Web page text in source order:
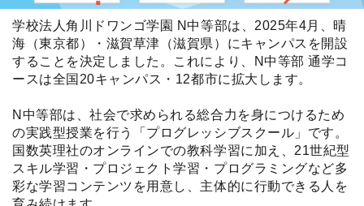
学校法人角川ドワンゴ学園 N中等部は、2025年4月、晴
海（東京都）・滋賀草津（滋賀県）にキャンパスを開設
することを決定しました。これにより、N中等部 通学コ
ースは全国20キャンパス・12都市に拡大します。
N中等部は、社会で求められる総合力を身につけるため
の実践型授業を行う「プログレッシブスクール」です。
国数英理社のオンラインでの教科学習に加え、21世紀型
スキル学習・プロジェクト学習・プログラミングなど多
彩な学習コンテンツを用意し、主体的に行動できる人を
ネット企業見学
特別授業